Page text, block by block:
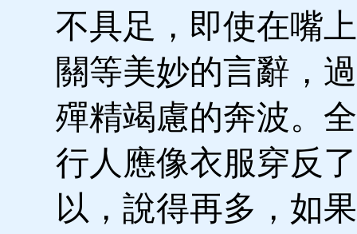
不具足，即使在嘴
關等美妙的言辭，
殫精竭慮的奔波。
行人應像衣服穿反
以，說得再多，如